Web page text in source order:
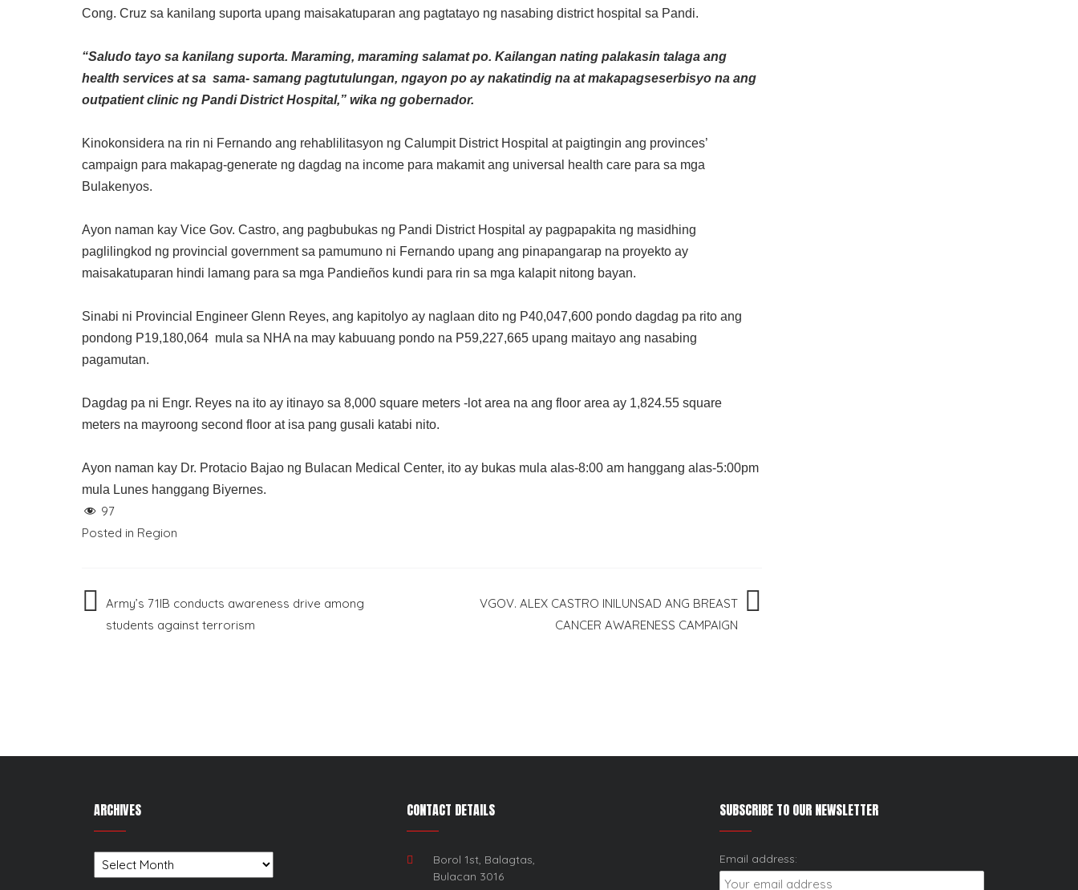
Cong. Cruz sa kanilang suporta upang maisakatuparan ang pagtatayo ng nasabing district hospital sa Pandi.
“Saludo tayo sa kanilang suporta. Maraming, maraming salamat po. Kailangan nating palakasin talaga ang
health services at sa sama- samang pagtutulungan, ngayon po ay nakatindig na at makapagseserbisyo na ang
outpatient clinic ng Pandi District Hospital,” wika ng gobernador.
Kinokonsidera na rin ni Fernando ang rehablilitasyon ng Calumpit District Hospital at paigtingin ang provinces’
campaign para makapag-generate ng dagdag na income para makamit ang universal health care para sa mga
Bulakenyos.
Ayon naman kay Vice Gov. Castro, ang pagbubukas ng Pandi District Hospital ay pagpapakita ng masidhing
paglilingkod ng provincial government sa pamumuno ni Fernando upang ang pinapangarap na proyekto ay
maisakatuparan hindi lamang para sa mga Pandieños kundi para rin sa mga kalapit nitong bayan.
Sinabi ni Provincial Engineer Glenn Reyes, ang kapitolyo ay naglaan dito ng P40,047,600 pondo dagdag pa rito ang
pondong P19,180,064 mula sa NHA na may kabuuang pondo na P59,227,665 upang maitayo ang nasabing
pagamutan.
Dagdag pa ni Engr. Reyes na ito ay itinayo sa 8,000 square meters -lot area na ang floor area ay 1,824.55 square
meters na mayroong second floor at isa pang gusali katabi nito.
Ayon naman kay Dr. Protacio Bajao ng Bulacan Medical Center, ito ay bukas mula alas-8:00 am hanggang alas-5:00pm
mula Lunes hanggang Biyernes.
97
Posted in Region
PostArmy’s 71IB conducts awareness drive among
students against terrorism
VGOV. ALEX CASTRO INILUNSAD ANG BREAST
CANCER AWARENESS CAMPAIGN
ARCHIVES
Archives
CONTACT DETAILS
Borol 1st, Balagtas,
Bulacan 3016
SUBSCRIBE TO OUR NEWSLETTER
Email address: